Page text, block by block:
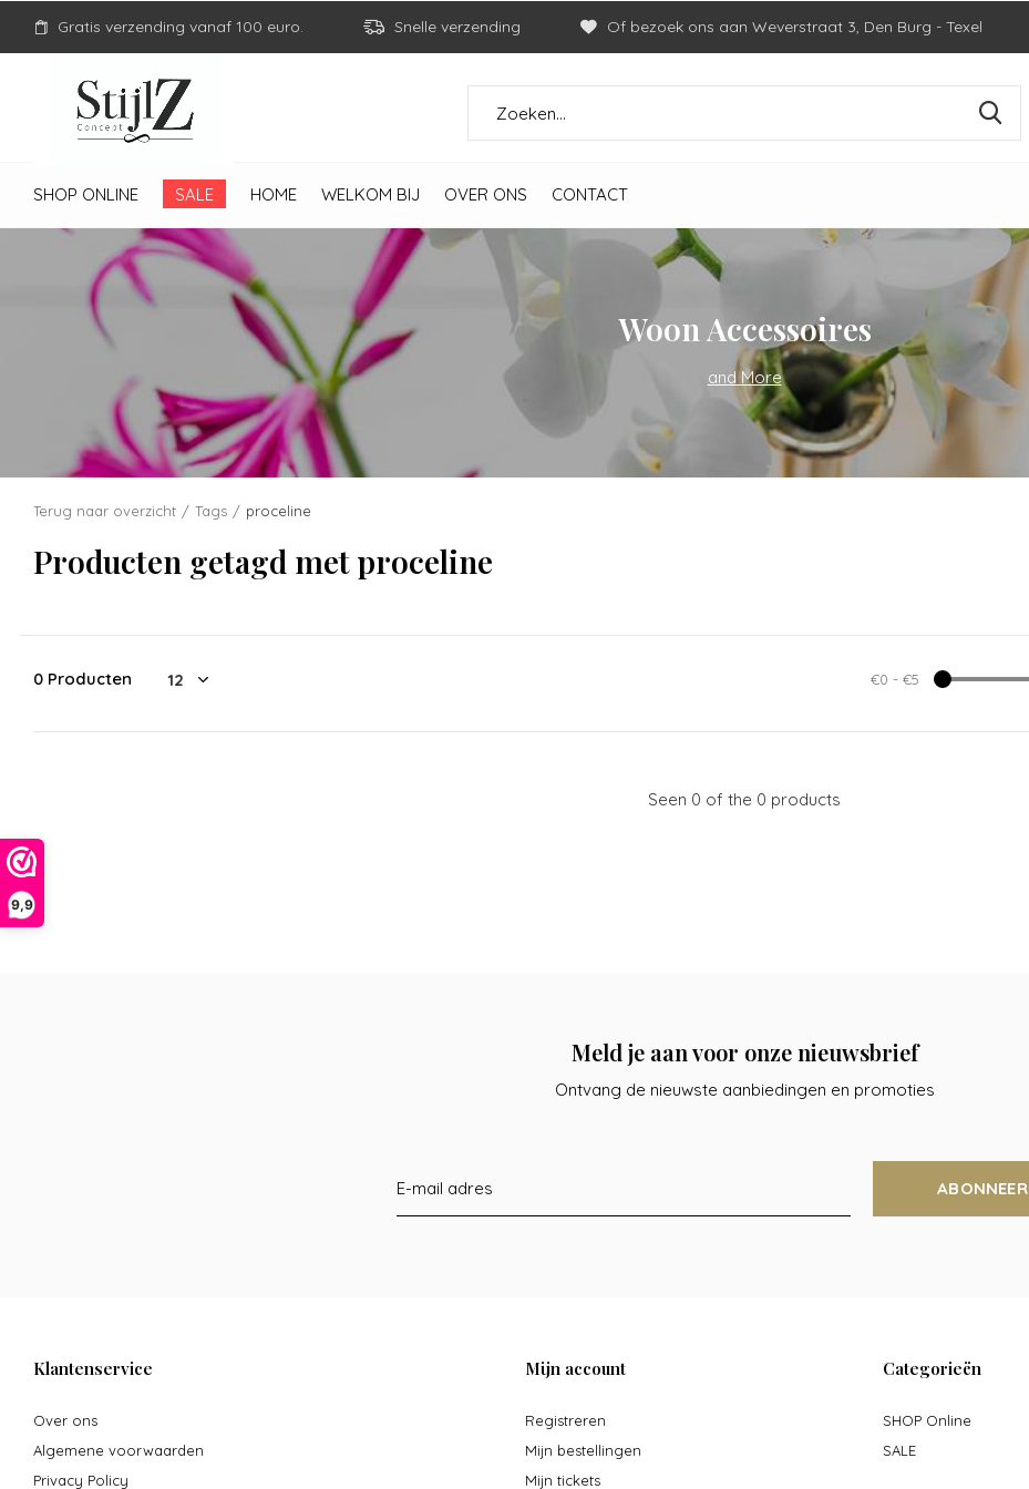
9,9
SHOP ONLINE SALE HOME WELKOM BIJ OVER ONS CONTACT
Gratis verzending vanaf 100 euro. Snelle verzending Of bezoek ons aan Weverstraat 3, Den Burg - Texel
Woon Accessoires
and More
Terug naar overzicht Tags proceline
Producten getagd met proceline
0 Producten €0 - €5
Seen 0 of the 0 products
Meld je aan voor onze nieuwsbrief
Ontvang de nieuwste aanbiedingen en promoties
ABONNEER
Klantenservice
Over ons
Algemene voorwaarden
Privacy Policy
Mijn account
Registreren
Mijn bestellingen
Mijn tickets
Categorieën
SHOP Online
SALE